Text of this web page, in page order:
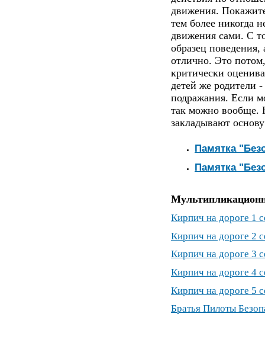
движения.
тем более никогда
движения сами. С
образец
отлично. Это
критически
детей же родители
подражания. Если
так можно вообще.
закладывают
Памятка
Памятка
Кирпич на дороге 1
Кирпич на дороге 2
Кирпич на дороге 3
Кирпич на дороге 4
Кирпич на дороге 5
Братья Пилоты